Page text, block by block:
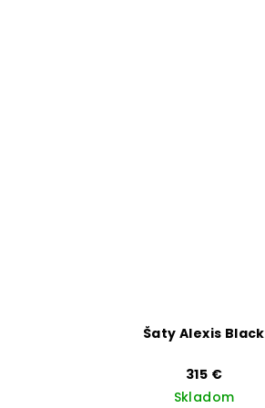
Šaty Alexis Black
315 €
Skladom